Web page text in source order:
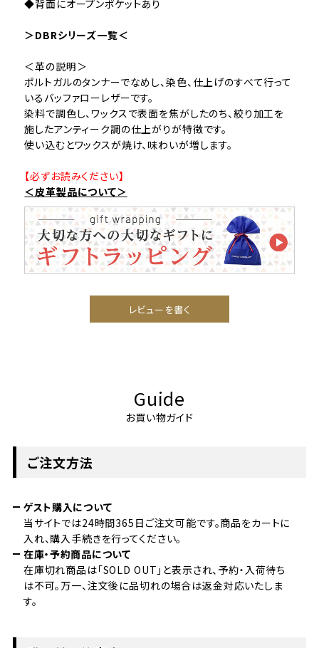
◆背面にオープンポケットあり
＞DBRシリーズ一覧＜
＜革の説明＞
ポルトガルのタンナーでなめし、染色、仕上げのすべて行って
いるバッファローレザーです。
染料で調色し、ワックスで表面を焦がしたのち、絞り加工を
施したアンティーク調の仕上がりが特徴です。
使い込むとワックスが焼け、味わいが増します。
【必ずお読みください】
＜皮革製品について＞
レビューを書く
Guide
お買い物ガイド
ご注文方法
ゲスト購入について
当サイトでは24時間365日ご注文可能です。商品をカートに
入れ、購入手続きを行ってください。
在庫・予約商品について
在庫切れ商品は「SOLD OUT」と表示され、予約・入荷待ち
は不可。万一、注文後に品切れの場合は返金対応いたしま
す。